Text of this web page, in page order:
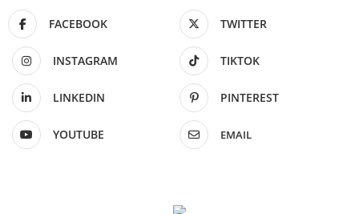
FACEBOOK TWITTER
INSTAGRAM TIKTOK
LINKEDIN PINTEREST
YOUTUBE EMAIL